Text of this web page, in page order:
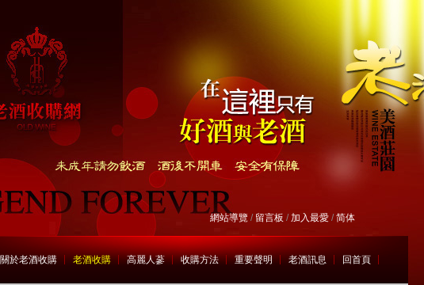
網站導覽 / 留言板 /加入最愛 /简体
關於老酒收購 老酒收購 高麗人蔘 收購方法 重要聲明 老酒訊息 回首頁